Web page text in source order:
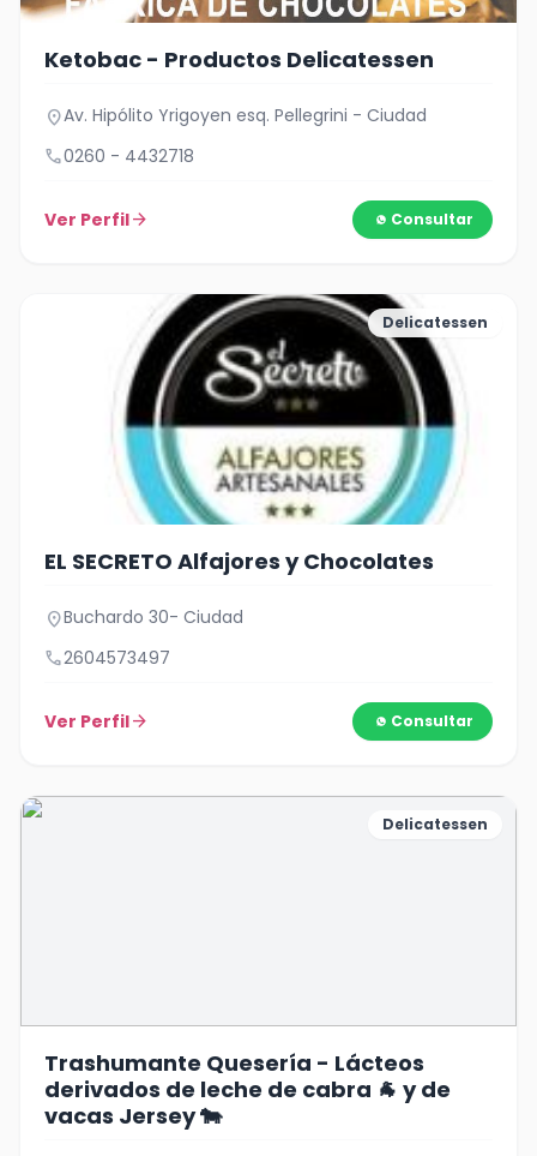
Ketobac - Productos Delicatessen
location_onAv. Hipólito Yrigoyen esq. Pellegrini - Ciudad
call0260 - 4432718
Ver Perfilarrow_forward Consultar
Delicatessen
EL SECRETO Alfajores y Chocolates
location_onBuchardo 30- Ciudad
call2604573497
Ver Perfilarrow_forward Consultar
Delicatessen
Trashumante Quesería - Lácteos
derivados de leche de cabra 🐐 y de
vacas Jersey 🐄